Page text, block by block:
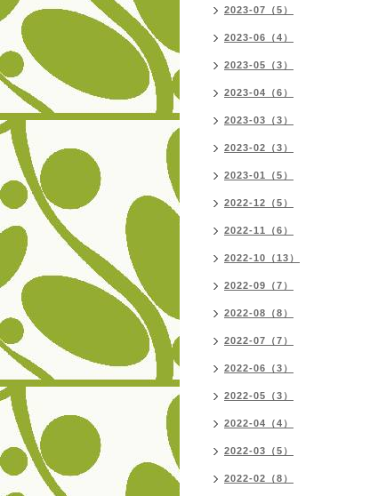
2023-07（5）
2023-06（4）
2023-05（3）
2023-04（6）
2023-03（3）
2023-02（3）
2023-01（5）
2022-12（5）
2022-11（6）
2022-10（13）
2022-09（7）
2022-08（8）
2022-07（7）
2022-06（3）
2022-05（3）
2022-04（4）
2022-03（5）
2022-02（8）